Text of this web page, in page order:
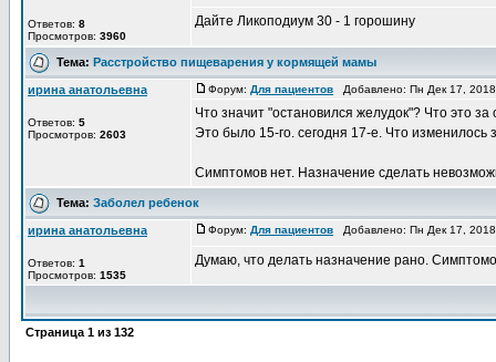
Ответов: 8
Просмотров: 3960
Дайте Ликоподиум 30 - 1 горошину
Тема: Расстройство пищеварения у кормящей мамы
ирина анатольевна
Ответов: 5
Просмотров: 2603
Форум: Для пациентов Добавлено: Пн Дек 17,
Что значит "остановился желудок"? Что это
Это было 15-го. сегодня 17-е. Что изменилось
Симптомов нет. Назначение сделать
Тема: Заболел ребенок
ирина анатольевна
Ответов: 1
Просмотров: 1535
Форум: Для пациентов Добавлено: Пн Дек 17,
Думаю, что делать назначение рано.
Страница 1 из 132